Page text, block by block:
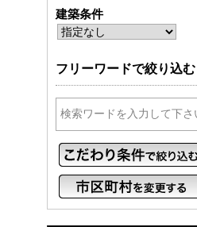
建築条件
フリーワードで絞り込む